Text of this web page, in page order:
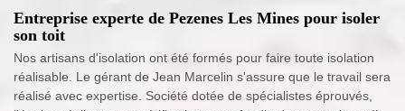
Entreprise experte de Pezenes Les Mines pour isoler
son toit
Nos artisans d'isolation ont été formés pour faire toute isolation
réalisable. Le gérant de Jean Marcelin s'assure que le travail sera
réalisé avec expertise. Société dotée de spécialistes éprouvés,